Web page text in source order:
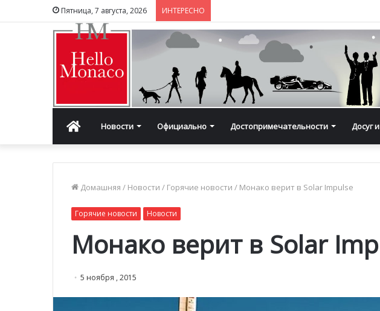
Пятница, 7 августа, 2026 ИНТЕРЕСНО
ГлавнаяНовости Официально Достопримечательности Досуг
Домашняя / Новости / Горячие новости / Монако верит в Solar Impulse
Горячие новости Новости
Монако верит в Solar
5 ноября , 2015